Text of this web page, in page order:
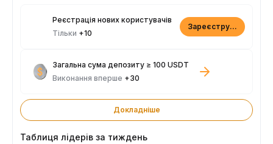
Реєстрація нових користувачів
Тільки +10
Зареєструватися
Загальна сума депозиту ≥ 100 USDT
Виконання вперше +30
Докладніше
Таблиця лідерів за тиждень